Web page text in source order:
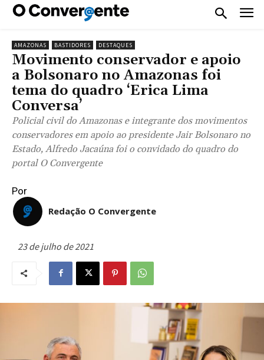
AMAZONAS BASTIDORES DESTAQUES
Movimento conservador e apoio
a Bolsonaro no Amazonas foi
tema do quadro ‘Erica Lima
Conversa’
Policial civil do Amazonas e integrante dos movimentos
conservadores em apoio ao presidente Jair Bolsonaro no
Estado, Alfredo Jacaúna foi o convidado do quadro do
portal O Convergente
Por
Redação O Convergente
23 de julho de 2021